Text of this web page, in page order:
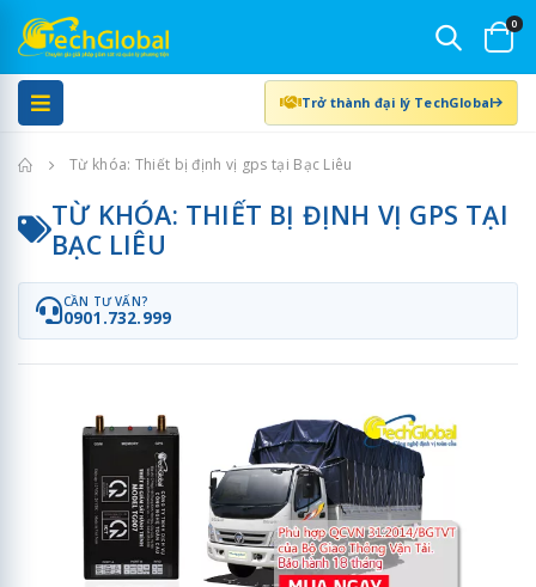
0
Trở thành đại lý TechGlobal
Trang chủTừ khóa: Thiết bị định vị gps tại Bạc Liêu
TỪ KHÓA: THIẾT BỊ ĐỊNH VỊ GPS TẠI
BẠC LIÊU
CẦN TƯ VẤN?
0901.732.999